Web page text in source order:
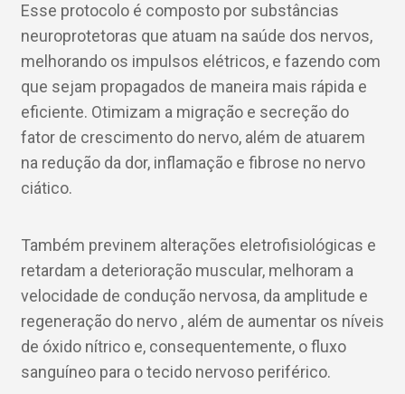
Esse protocolo é composto por substâncias
neuroprotetoras que atuam na saúde dos nervos,
melhorando os impulsos elétricos, e fazendo com
que sejam propagados de maneira mais rápida e
eficiente. Otimizam a migração e secreção do
fator de crescimento do nervo, além de atuarem
na redução da dor, inflamação e fibrose no nervo
ciático.
Também previnem alterações eletrofisiológicas e
retardam a deterioração muscular, melhoram a
velocidade de condução nervosa, da amplitude e
regeneração do nervo , além de aumentar os níveis
de óxido nítrico e, consequentemente, o fluxo
sanguíneo para o tecido nervoso periférico.